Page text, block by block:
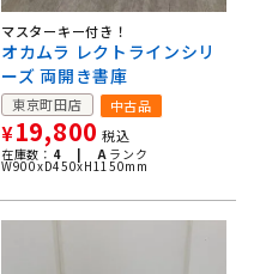
マスターキー付き！
オカムラ レクトラインシリ
ーズ 両開き書庫
東京町田店 中古品
¥19,800 税込
在庫数： 4 | Aランク
W900xD450xH1150mm